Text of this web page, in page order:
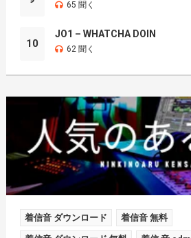
65 聞く
10
JO1 – WHATCHA DOIN
62 聞く
着信音 ダウンロード 着信音 無料